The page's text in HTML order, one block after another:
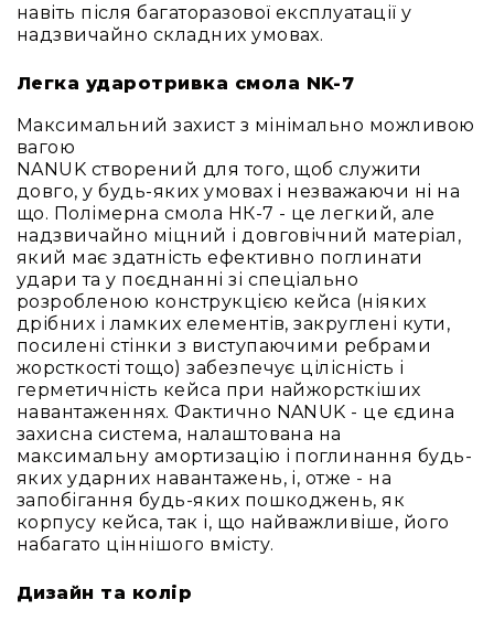
Прилади
цифрові
світло
LED
Прилади
LED
мультиспектральні
Прилади
LED
мултичіпові
Прилади
з
газоразрядною
лампою
Прилади
з
вольфрамовою
лампою
Архітектурне
освітлення
Для
навіть після багаторазової експлуатації у
надзвичайно складних умовах.
Легка ударотривка смола NK-7
Максимальний захист з мінімально можливою
вагою
NANUK створений для того, щоб служити
довго, у будь-яких умовах і незважаючи ні на
що. Полімерна смола НК-7 - це легкий, але
надзвичайно міцний і довговічний матеріал,
який має здатність ефективно поглинати
удари та у поєднанні зі спеціально
розробленою конструкцією кейса (ніяких
дрібних і ламких елементів, закруглені кути,
посилені стінки з виступаючими ребрами
жорсткості тощо) забезпечує цілісність і
герметичність кейса при найжорсткіших
навантаженнях. Фактично NANUK - це єдина
захисна система, налаштована на
максимальну амортизацію і поглинання будь-
яких ударних навантажень, і, отже - на
запобігання будь-яких пошкоджень, як
корпусу кейса, так і, що найважливіше, його
набагато ціннішого вмісту.
Дизайн та колір